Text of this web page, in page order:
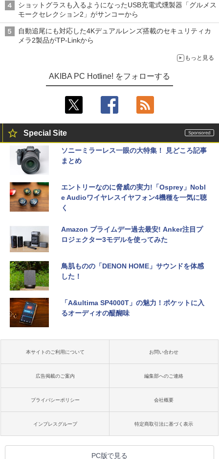
ショットグラスも入るようになったUSB充電式燻製器「グルメス
モークセレクション2」がサンコーから
自動追尾にも対応した4Kデュアルレンズ搭載のセキュリティカ
メラ2製品がTP-Linkから
もっと見る
AKIBA PC Hotline! をフォローする
Special Site
ソニーミラーレス一眼の大特集！ 見どころ記事
まとめ
エントリーなのに脅威の実力!「Osprey」Nobl
e Audioワイヤレスイヤフォン4機種を一気に聴
く
Amazon プライムデー過去最安! Anker注目プ
ロジェクター3モデルを使ってみた
鳥肌ものの「DENON HOME」サウンドを体感
した！
「A&ultima SP4000T」の魅力！ポケットに入
るオーディオの醍醐味
本サイトのご利用について お問い合わせ
広告掲載のご案内 編集部へのご連絡
プライバシーポリシー 会社概要
インプレスグループ 特定商取引法に基づく表示
PC版で見る